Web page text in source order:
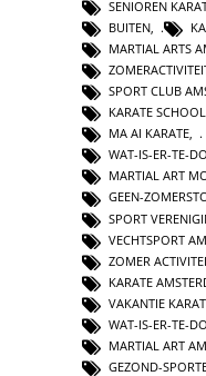
SENIOREN
BUITEN
MARTIAL ARTS
SPORT CLUB
KARATE
MA AI KARATE,
WAT-IS-ER-TE-
MARTIAL ART
GEEN-
SPORT
VECHTSPORT
ZOMER
KARATE
VAKANTIE
WAT-IS-ER-TE-
MARTIAL ART
GEZOND-